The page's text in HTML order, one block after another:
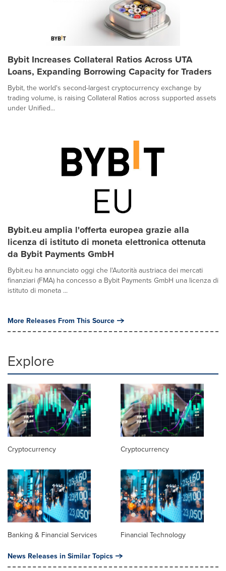
Bybit Increases Collateral Ratios Across UTA
Loans, Expanding Borrowing Capacity for Traders
Bybit, the world's second-largest cryptocurrency exchange by
trading volume, is raising Collateral Ratios across supported assets
under Unified...
Bybit.eu amplia l'offerta europea grazie alla
licenza di istituto di moneta elettronica ottenuta
da Bybit Payments GmbH
Bybit.eu ha annunciato oggi che l'Autorità austriaca dei mercati
finanziari (FMA) ha concesso a Bybit Payments GmbH una licenza di
istituto di moneta ...
More Releases From This Source
Explore
Cryptocurrency Cryptocurrency
Banking & Financial Services Financial Technology
News Releases in Similar Topics